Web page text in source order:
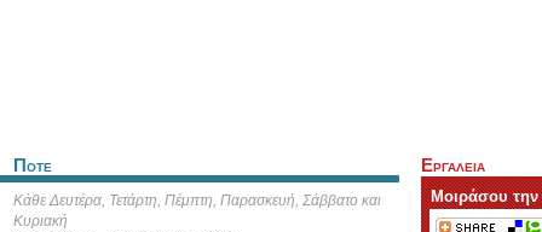
Ποτε
Κάθε Δευτέρα, Τετάρτη, Πέμπτη, Παρασκευή, Σάββατο και
Κυριακή
Εργαλεια
Μοιράσου